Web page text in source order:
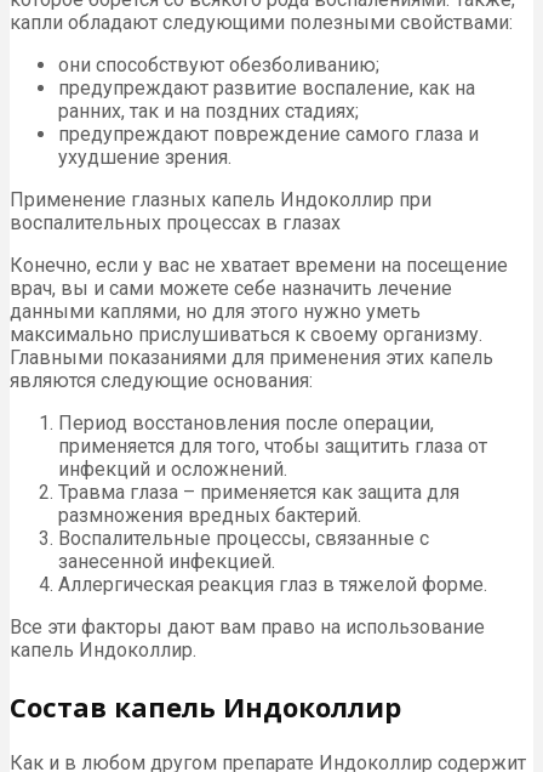
капли обладают следующими полезными свойствами:
они способствуют обезболиванию;
предупреждают развитие воспаление, как на
ранних, так и на поздних стадиях;
предупреждают повреждение самого глаза и
ухудшение зрения.
Применение глазных капель Индоколлир при
воспалительных процессах в глазах
Конечно, если у вас не хватает времени на посещение
врач, вы и сами можете себе назначить лечение
данными каплями, но для этого нужно уметь
максимально прислушиваться к своему организму.
Главными показаниями для применения этих капель
являются следующие основания:
Период восстановления после операции,
применяется для того, чтобы защитить глаза от
инфекций и осложнений.
Травма глаза – применяется как защита для
размножения вредных бактерий.
Воспалительные процессы, связанные с
занесенной инфекцией.
Аллергическая реакция глаз в тяжелой форме.
Все эти факторы дают вам право на использование
капель Индоколлир.
Состав капель Индоколлир
Как и в любом другом препарате Индоколлир содержит